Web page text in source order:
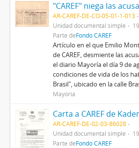
"CAREF" niega las
AR-CAREF-DE-CO-05-01-1-013
Unidad documental simple
Parte deFondo CAREF
Artículo en el que Emilio
de CAREF, desmiente las
el diario Mayoría el día 9 de
condiciones de vida de los
Brasil", ubicado en la calle
Mayoría
Carta a CAREF de
AR-CAREF-DE-02-03-86028
Unidad documental simple
Parte deFondo CAREF